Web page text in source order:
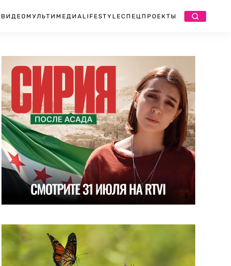
ВИДЕО МУЛЬТИМЕДИА LIFESTYLEСПЕЦПРОЕКТЫ